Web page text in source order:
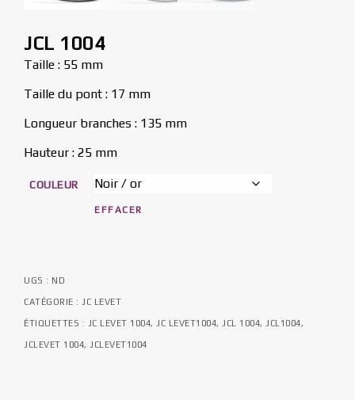
JCL 1004
Taille : 55 mm
Taille du pont : 17 mm
Longueur branches : 135 mm
Hauteur : 25 mm
COULEUR
EFFACER
UGS : ND
CATÉGORIE : JC LEVET
ÉTIQUETTES : JC LEVET 1004, JC LEVET1004, JCL 1004, JCL1004,
JCLEVET 1004, JCLEVET1004